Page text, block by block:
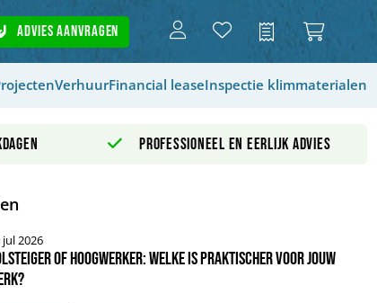
Offerte
Advies aanvragen
VerhuurFinancial leaseInspectie klimmaterialen
Professioneel en eerlijk advies
jul 2026
of hoogwerker: welke is praktischer voor jouw